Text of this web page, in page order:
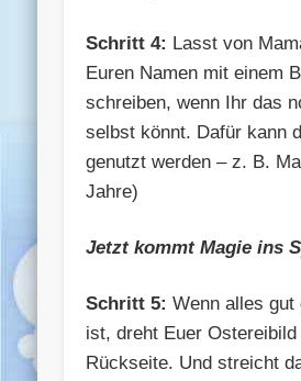
Schritt 4: Lasst von
Euren Namen mit einem
schreiben, wenn Ihr das
selbst könnt. Dafür kann
genutzt werden – z. B.
Jahre)
Jetzt kommt Magie ins
Schritt 5: Wenn alles gut
ist, dreht Euer Ostereibild
Rückseite. Und streicht